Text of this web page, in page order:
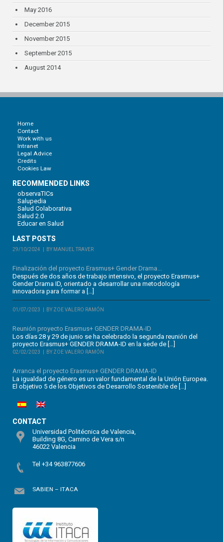
May 2016
December 2015
November 2015
September 2015
August 2014
Home
Contact
Work with us
Intranet
Legal Advice
Credits
Cookies Law
RECOMMENDED LINKS
observaTICs
Salupedia
Salud Colaborativa
Salud 2.0
Educar en Salud
LAST POSTS
29/10/2024 BY MANUEL TRAVER
Finalización del proyecto Erasmus+ Gender Drama...
Después de dos años de trabajo intensivo, el proyecto Erasmus+
Gender Drama ID, orientado a desarrollar una metodología
innovadora para formar a […]
01/07/2023 BY ZOE VALERO RAMÓN
Reunión proyecto Erasmus+ GENDER DRAMA-ID
Los días 28 y 29 de junio se ha celebrado la segunda reunión del
proyecto Erasmus+ GENDER DRAMA-ID en la sede de […]
02/02/2023 BY ZOE VALERO RAMÓN
Arranca el proyecto Erasmus+ GENDER DRAMA-ID
La igualdad de género es un valor fundamental de la Unión Europea.
El objetivo 5 de los Objetivos de Desarrollo Sostenible de […]
CONTACT
Universidad Politécnica de Valencia,
Building 8G, Camino de Vera s/n
46022 Valencia
Tel +34 963877606
SABIEN – ITACA